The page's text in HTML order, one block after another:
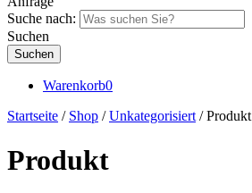
Suche nach:
Suchen
Warenkorb0
Startseite / Shop /Unkategorisiert/ Produkt
Produkt